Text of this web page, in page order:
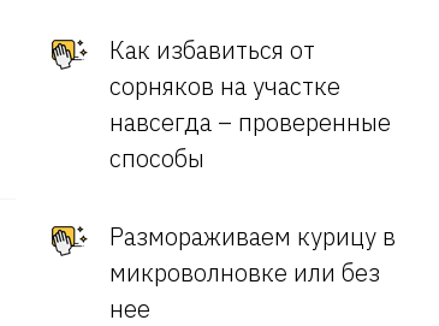
Как избавиться от
сорняков на участке
навсегда – проверенные
способы
Размораживаем курицу в
микроволновке или без
нее